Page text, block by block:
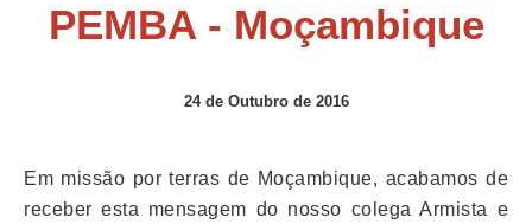
PEMBA - Moçambique
24 de Outubro de 2016
Em missão por terras de Moçambique, acabamos de
receber esta mensagem do nosso colega Armista e